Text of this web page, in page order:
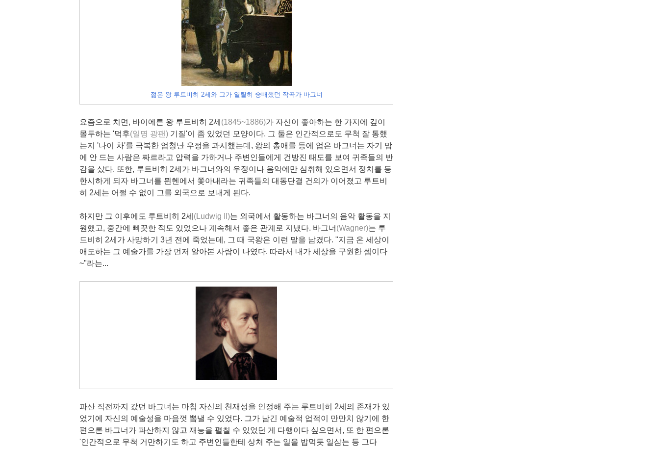
젊은 왕 루트비히 2세와 그가 열렬히 숭배했던 작곡가 바그너
요즘으로 치면, 바이에른 왕 루트비히 2세 (1845~1886)가 자신이 좋아하는 한 가지에 깊이
몰두하는 '덕후(일명 광팬) 기질'이 좀 있었던 모양이다. 그 둘은 인간적으로도 무척 잘 통했
는지 '나이 차'를 극복한 엄청난 우정을 과시했는데, 왕의 총애를 등에 업은 바그너는 자기 맘
에 안 드는 사람은 짜르라고 압력을 가하거나 주변인들에게 건방진 태도를 보여 귀족들의 반
감을 샀다. 또한, 루트비히 2세가 바그너와의 우정이나 음악에만 심취해 있으면서 정치를 등
한시하게 되자 바그너를 뮌헨에서 쫓아내라는 귀족들의 대동단결 건의가 이어졌고 루트비
히 2세는 어쩔 수 없이 그를 외국으로 보내게 된다.
하지만 그 이후에도 루트비히 2세 (Ludwig II)는 외국에서 활동하는 바그너의 음악 활동을 지
원했고, 중간에 삐끗한 적도 있었으나 계속해서 좋은 관계로 지냈다. 바그너 (Wagner)는 루
드비히 2세가 사망하기 3년 전에 죽었는데, 그 때 국왕은 이런 말을 남겼다. "지금 온 세상이
애도하는 그 예술가를 가장 먼저 알아본 사람이 나였다. 따라서 내가 세상을 구원한 셈이다
~"라는...
파산 직전까지 갔던 바그너는 마침 자신의 천재성을 인정해 주는 루트비히 2세의 존재가 있
었기에 자신의 예술성을 마음껏 뽐낼 수 있었다. 그가 남긴 예술적 업적이 만만치 않기에 한
편으론 바그너가 파산하지 않고 재능을 펼칠 수 있었던 게 다행이다 싶으면서, 또 한 편으론
'인간적으로 무척 거만하기도 하고 주변인들한테 상처 주는 일을 밥먹듯 일삼는 등 그다